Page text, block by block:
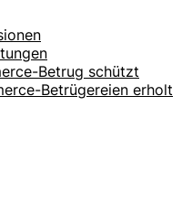
Betrug schützt
Betrügereien erholt